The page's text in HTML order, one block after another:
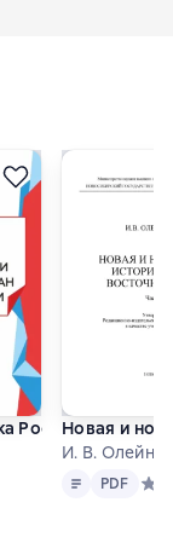
Китай
России в
0 на основе 0
Новая и
И. В.
Text PDF
PDF